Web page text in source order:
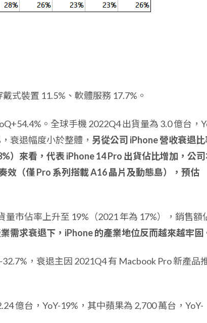
式裝置 11.5%、軟體服務 17.7%。
。全球手機 2022Q4 出貨量為 3.0 億台，
衰退幅度小於整體， 另從公司 iPhone 營收衰退
）來看，代表 iPhone 14 Pro 出貨佔比增加，公
效（僅 Pro 系列搭載 A16 晶片及動態島），預估
量市佔率上升至 19%（2021 年為 17%），銷售額
需求衰退下，iPhone 的產業地位反而越來越牢固
，衰退主因 2021Q4 有 Macbook Pro 新產品
億台，YoY-19%，其中蘋果為 2,700 萬台，YoY-